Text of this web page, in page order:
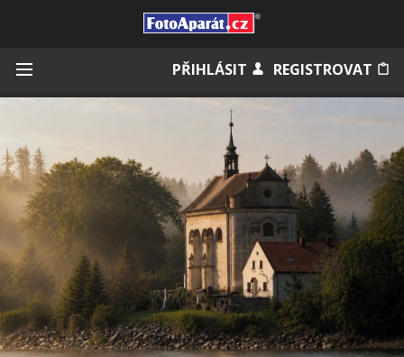
PŘIHLÁSIT REGISTROVAT
Zapamatovat
Zapomněli jste heslo?
Měli jste účet na starém webu?